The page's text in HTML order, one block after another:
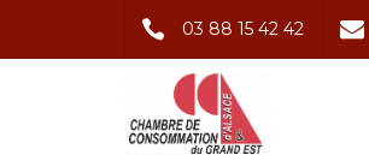
03 88 15 42 42